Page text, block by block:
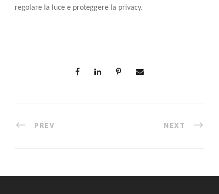
regolare la luce e proteggere la privacy.
PREV NEXT